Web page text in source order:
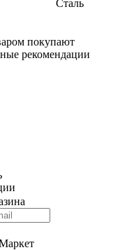
Сталь
покупают
рекомендации